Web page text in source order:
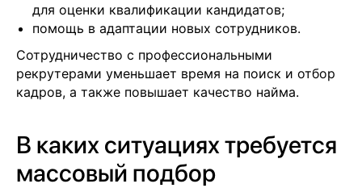
для оценки квалификации кандидатов;
помощь в адаптации новых сотрудников.
Сотрудничество с профессиональными
рекрутерами уменьшает время на поиск и отбор
кадров, а также повышает качество найма.
В каких ситуациях требуется
массовый подбор